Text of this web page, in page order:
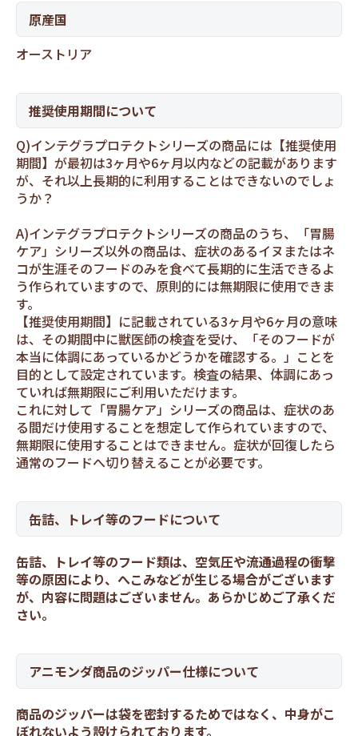
原産国
オーストリア
推奨使用期間について
Q)インテグラプロテクトシリーズの商品には【推奨使用
期間】が最初は3ヶ月や6ヶ月以内などの記載があります
が、それ以上長期的に利用することはできないのでしょ
うか？
A)インテグラプロテクトシリーズの商品のうち、「胃腸
ケア」シリーズ以外の商品は、症状のあるイヌまたはネ
コが生涯そのフードのみを食べて長期的に生活できるよ
う作られていますので、原則的には無期限に使用できま
す。
【推奨使用期間】に記載されている3ヶ月や6ヶ月の意味
は、その期間中に獣医師の検査を受け、「そのフードが
本当に体調にあっているかどうかを確認する。」ことを
目的として設定されています。検査の結果、体調にあっ
ていれば無期限にご利用いただけます。
これに対して「胃腸ケア」シリーズの商品は、症状のあ
る間だけ使用することを想定して作られていますので、
無期限に使用することはできません。症状が回復したら
通常のフードへ切り替えることが必要です。
缶詰、トレイ等のフードについて
缶詰、トレイ等のフード類は、空気圧や流通過程の衝撃
等の原因により、へこみなどが生じる場合がございます
が、内容に問題はございません。あらかじめご了承くだ
さい。
アニモンダ商品のジッパー仕様について
商品のジッパーは袋を密封するためではなく、中身がこ
ぼれないよう設けられております。